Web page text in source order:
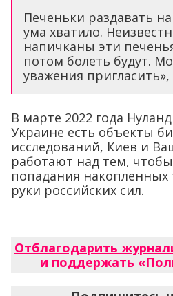
Печеньки раздавать
ума хватило.
напичканы эти
потом болеть будут.
уважения
В марте 2022 года
Украине есть объекты
исследований, Киев и
работают над тем,
попадания накопленных
руки российских сил.
Отблагодарить
и поддержать